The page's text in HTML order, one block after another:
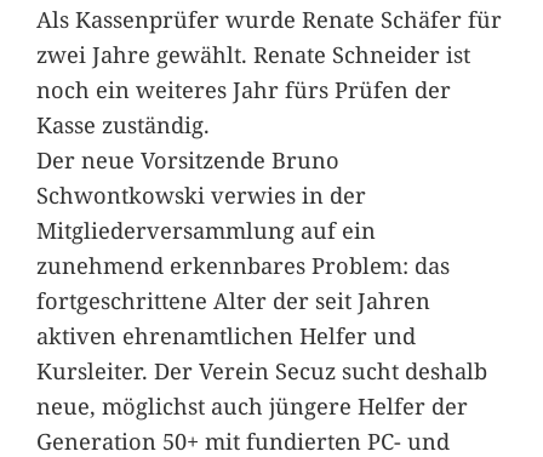
Als Kassenprüfer wurde Renate Schäfer für
zwei Jahre gewählt. Renate Schneider ist
noch ein weiteres Jahr fürs Prüfen der
Kasse zuständig.
Der neue Vorsitzende Bruno
Schwontkowski verwies in der
Mitgliederversammlung auf ein
zunehmend erkennbares Problem: das
fortgeschrittene Alter der seit Jahren
aktiven ehrenamtlichen Helfer und
Kursleiter. Der Verein Secuz sucht deshalb
neue, möglichst auch jüngere Helfer der
Generation 50+ mit fundierten PC- und